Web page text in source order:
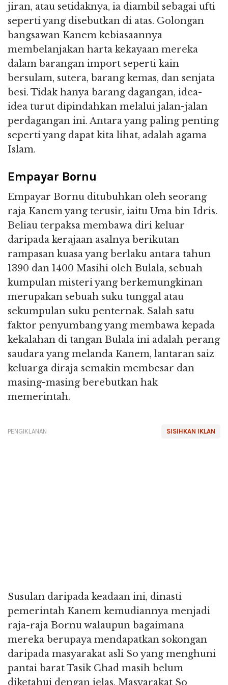
jiran, atau setidaknya, ia diambil sebagai ufti
seperti yang disebutkan di atas. Golongan
bangsawan Kanem kebiasaannya
membelanjakan harta kekayaan mereka
dalam barangan import seperti kain
bersulam, sutera, barang kemas, dan senjata
besi. Tidak hanya barang dagangan, idea-
idea turut dipindahkan melalui jalan-jalan
perdagangan ini. Antara yang paling penting
seperti yang dapat kita lihat, adalah agama
Islam.
Empayar Bornu
Empayar Bornu ditubuhkan oleh seorang
raja Kanem yang terusir, iaitu Uma bin Idris.
Beliau terpaksa membawa diri keluar
daripada kerajaan asalnya berikutan
rampasan kuasa yang berlaku antara tahun
1390 dan 1400 Masihi oleh Bulala, sebuah
kumpulan misteri yang berkemungkinan
merupakan sebuah suku tunggal atau
sekumpulan suku penternak. Salah satu
faktor penyumbang yang membawa kepada
kekalahan di tangan Bulala ini adalah perang
saudara yang melanda Kanem, lantaran saiz
keluarga diraja semakin membesar dan
masing-masing berebutkan hak
memerintah.
SISIHKAN IKLAN
PENGIKLANAN
Susulan daripada keadaan ini, dinasti
pemerintah Kanem kemudiannya menjadi
raja-raja Bornu walaupun bagaimana
mereka berupaya mendapatkan sokongan
daripada masyarakat asli So yang menghuni
pantai barat Tasik Chad masih belum
diketahui dengan jelas. Masyarakat So